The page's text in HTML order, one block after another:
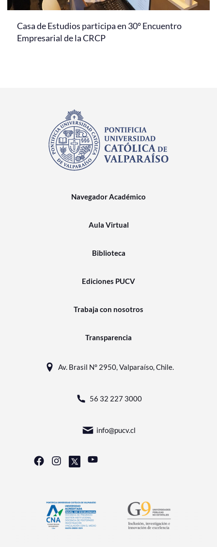
Casa de Estudios participa en 30° Encuentro
Empresarial de la CRCP
Navegador Académico
Aula Virtual
Biblioteca
Ediciones PUCV
Trabaja con nosotros
Transparencia
Av. Brasil N° 2950, Valparaíso, Chile.
56 32 227 3000
info@pucv.cl